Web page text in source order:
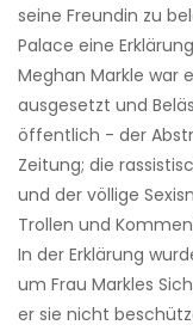
seine Freundin zu
Palace eine
Meghan Markle war
ausgesetzt und
öffentlich - der
Zeitung; die
und der völlige
Trollen und
In der Erklärung
um Frau Markles
er sie nicht